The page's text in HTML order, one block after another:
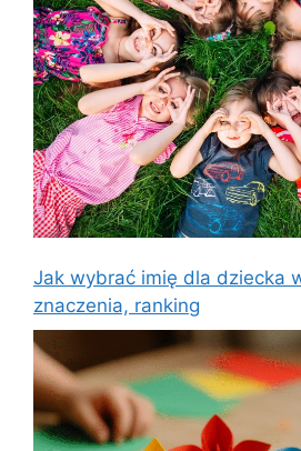
Jak wybrać imię dla dziecka
znaczenia, ranking